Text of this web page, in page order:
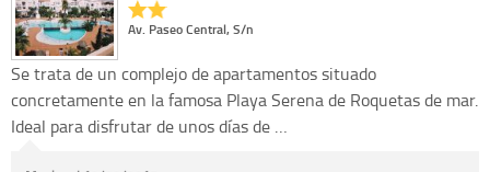
Av. Paseo Central, S/n
Se trata de un complejo de apartamentos situado
concretamente en la famosa Playa Serena de Roquetas de mar.
Ideal para disfrutar de unos días de …